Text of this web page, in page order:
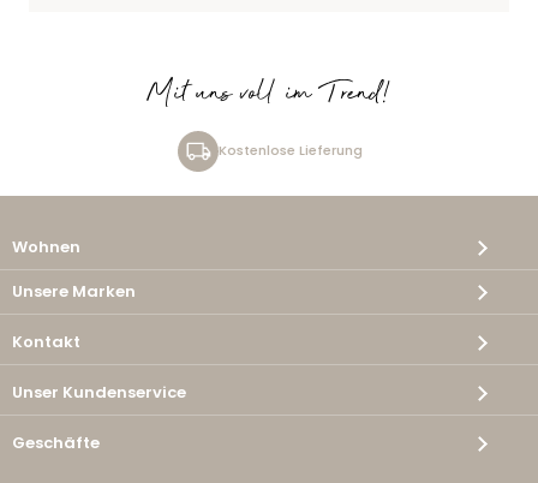
Mit uns voll im Trend!
Kostenlose Lieferung
Wohnen
Unsere Marken
Kontakt
Unser Kundenservice
Geschäfte